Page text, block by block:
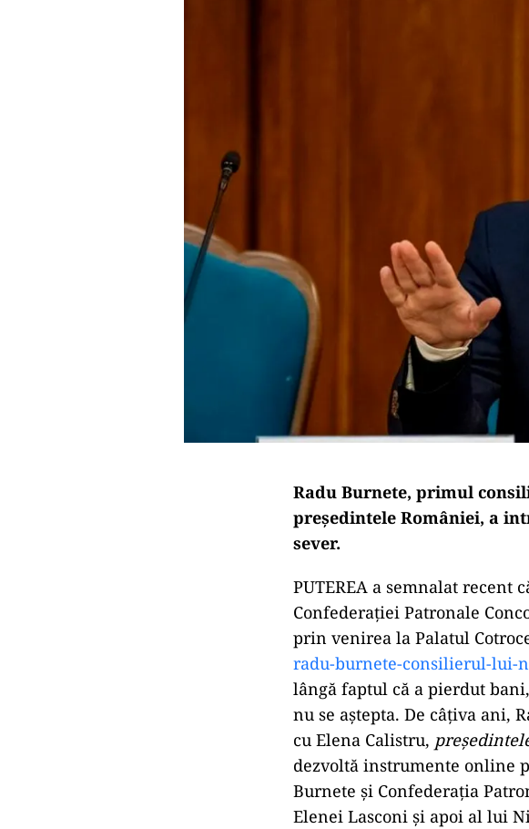
Radu Burnete, primul
președintele României, a
sever.
PUTEREA a semnalat recent
Confederației Patronale
prin venirea la Palatul
radu-burnete-consilierul-lui-
lângă faptul că a pierdut
nu se aștepta. De câțiva ani,
cu Elena Calistru,
dezvoltă instrumente online
Burnete și Confederația
Elenei Lasconi și apoi al lui